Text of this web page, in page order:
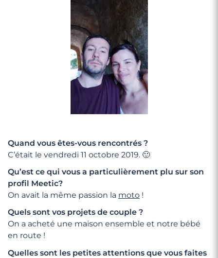
Quand vous êtes-vous rencontrés ?
C’était le vendredi 11 octobre 2019. 🙂
Qu’est ce qui vous a particulièrement plu sur son
profil Meetic?
On avait la même passion la moto !
Quels sont vos projets de couple ?
On a acheté une maison ensemble et notre bébé
en route !
Quelles sont les petites attentions que vous faites